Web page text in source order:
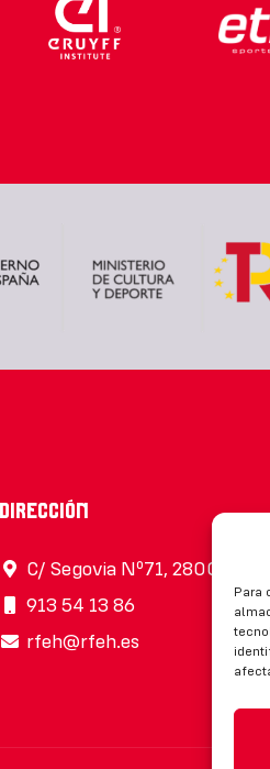
Para
Dirección
C/ Segovia Nº71, 28005,
913 54 13 86
rfeh@rfeh.es